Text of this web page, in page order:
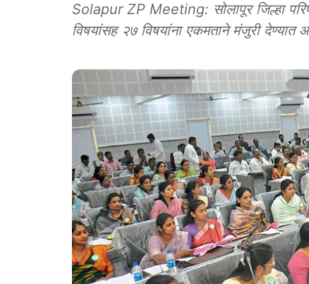
Solapur ZP Meeting: सोलापूर जिल्हा
विषयांसह २७ विषयांना एकमताने मंजुरी देण्यात